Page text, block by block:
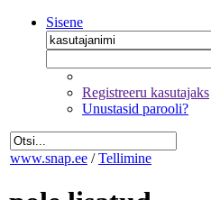
Sisene
Registreeru kasutajaks
Unustasid parooli?
www.snap.ee / Tellimine